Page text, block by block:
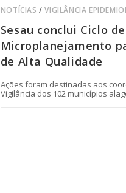
NOTÍCIAS /VIGILÂNCIA
Sesau conclui Ciclo
Microplanejamento
de Alta Qualidade
Ações foram destinadas aos
Vigilância dos 102 municípios